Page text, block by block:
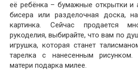
её ребёнка – бумажные открытки и
бисера или разделочная доска,
картинка. Сейчас продается
рукоделия, выбирайте, что вам по
игрушка, которая станет
тарелка с нанесенным
матери подарка милее.